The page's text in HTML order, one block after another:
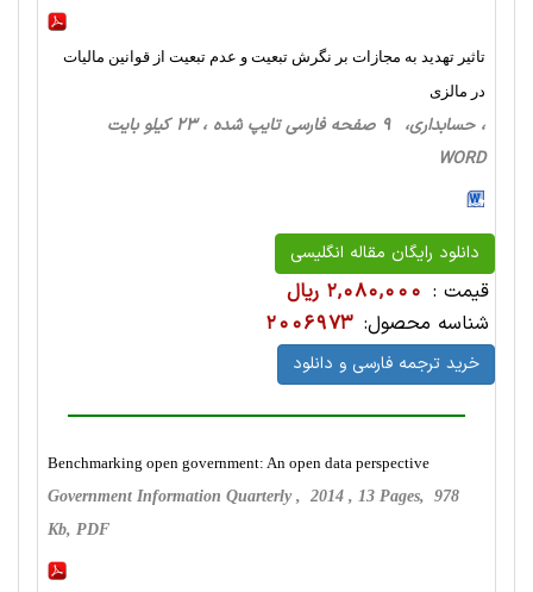
تاثیر تهدید به مجازات بر نگرش تبعیت و عدم تبعیت از قوانین مالیات
در مالزی
، حسابداری، 9 صفحه فارسی تایپ شده ، 23 کیلو بایت
WORD
دانلود رایگان مقاله انگلیسی
قیمت : 2,080,000 ریال
شناسه محصول: 2006973
خرید ترجمه فارسی و دانلود
Benchmarking open government: An open data perspective
Government Information Quarterly , 2014 , 13 Pages, 978
Kb, PDF